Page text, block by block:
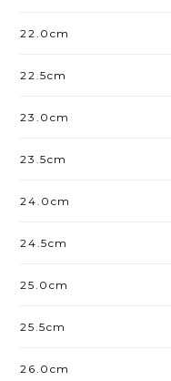
22.0cm
22.5cm
23.0cm
23.5cm
24.0cm
24.5cm
25.0cm
25.5cm
26.0cm